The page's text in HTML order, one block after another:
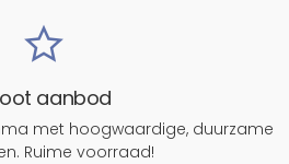
aanbod
met hoogwaardige, duurzame
Ruime voorraad!